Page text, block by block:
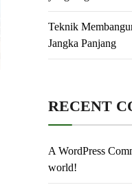
Teknik
Jangka Panjang
RECENT
A WordPress
world!